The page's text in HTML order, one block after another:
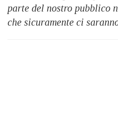
parte del nostro pubblico
che sicuramente ci